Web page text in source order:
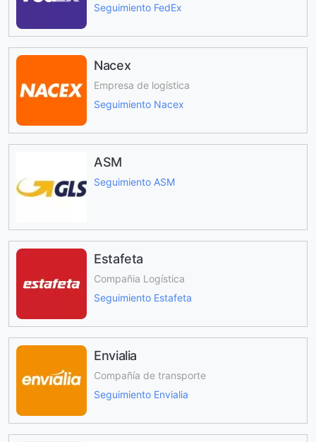
Seguimiento FedEx
Nacex
Empresa de logística
Seguimiento Nacex
ASM
Seguimiento ASM
Estafeta
Compañia Logística
Seguimiento Estafeta
Envialia
Compañía de transporte
Seguimiento Envialia